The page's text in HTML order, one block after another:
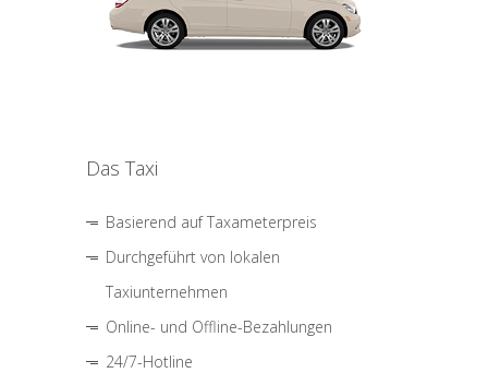
Das Taxi
Basierend auf Taxameterpreis
Durchgeführt von lokalen
Taxiunternehmen
Online- und Offline-Bezahlungen
24/7-Hotline